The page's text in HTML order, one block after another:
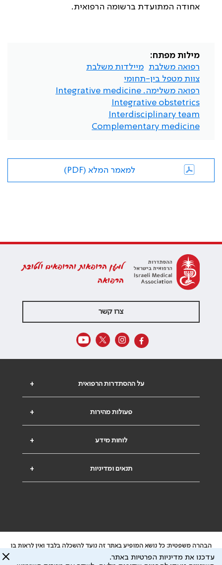
אחודה המתועדת ברשומה הרפואית.
מילות מפתח:
רפואה משלבת
מיילדות משלבת
צוות מטפל בין-תחומי
רפואה משלימה. Integrative medicine
Integrative obstetrics
Interdisciplinary team
Complementary medicine
למאמר המלא (PDF)
למען הרופאות והרופאים ולטובת
הרפואה
צרו קשר
+ על ההסתדרות הרפואית
+ פעולות מהירות
+ לוחות מידע
+ תנאים ומדיניות
הבהרה משפטית: כל נושא המופיע באתר זה נועד להשכלה בלבד ואין לראות בו
ייעוץ רפואי או משפטי. אין הר"י אחראית לתוכן המתפרסם באתר זה ולכל נזק
עדכנו את מדיניות הפרטיות באתר.